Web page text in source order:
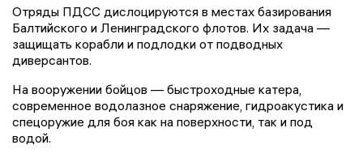
Отряды ПДСС дислоцируются в местах базирования
Балтийского и Ленинградского флотов. Их задача —
защищать корабли и подлодки от подводных
диверсантов.
На вооружении бойцов — быстроходные катера,
современное водолазное снаряжение, гидроакустика и
спецоружие для боя как на поверхности, так и под
водой.